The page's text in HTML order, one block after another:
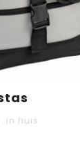
in huis